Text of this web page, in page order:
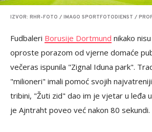
IZVOR: RHR-FOTO / IMAGO SPORTFOTODIENST /
Fudbaleri Borusije Dortmund nikako
oproste porazom od vjerne domaće
večeras ispunila "Zignal Iduna park".
"milioneri" imali pomoć svojih
tribini, "Žuti zid" dao im je vjetar u leđa
je Ajntraht poveo već nakon 80 sekundi.